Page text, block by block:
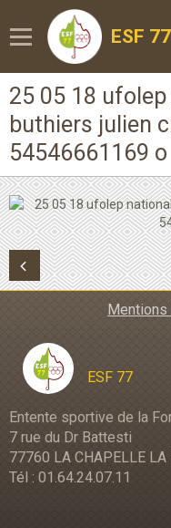
25 05 18
buthiers julien
54546661169 o
ESF 77
Entente sportive de la
7 rue du Dr Battesti
77760 LA CHAPELLE LA
Tél : 01.64.24.07.11